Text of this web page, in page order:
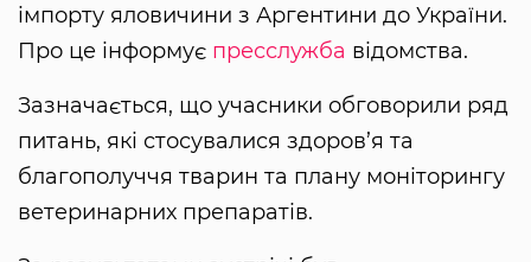
імпорту яловичини з Аргентини до України.
Про це інформує пресслужба відомства.
Зазначається, що учасники обговорили ряд
питань, які стосувалися здоров’я та
благополуччя тварин та плану моніторингу
ветеринарних препаратів.